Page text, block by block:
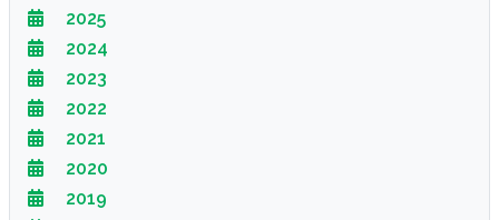
2025
2024
2023
2022
2021
2020
2019